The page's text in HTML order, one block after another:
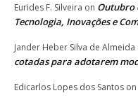
Eurides F. Silveira on Outubro
Tecnologia, Inovações e
Jander Heber Silva de Almeida
cotadas para adotarem
Edicarlos Lopes dos Santos on